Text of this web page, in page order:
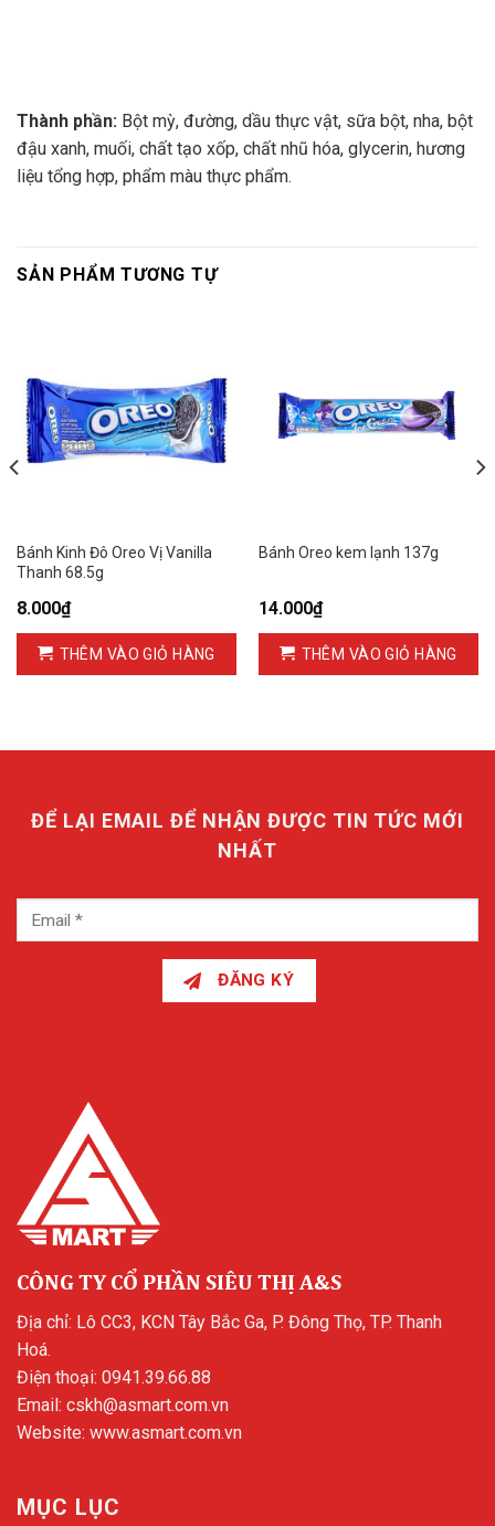
Thành phần: Bột mỳ, đường, dầu thực vật, sữa bột, nha, bột
đậu xanh, muối, chất tạo xốp, chất nhũ hóa, glycerin, hương
liệu tổng hợp, phẩm màu thực phẩm.
SẢN PHẨM TƯƠNG TỰ
Bánh Kinh Đô Oreo Vị Vanilla
Thanh 68.5g
8.000₫
THÊM VÀO GIỎ HÀNG
Bánh Oreo kem lạnh 137g
14.000₫
THÊM VÀO GIỎ HÀNG
ĐỂ LẠI EMAIL ĐỂ NHẬN ĐƯỢC TIN TỨC MỚI
NHẤT
ĐĂNG KÝ
CÔNG TY CỔ PHẦN SIÊU THỊ A&S
Địa chỉ: Lô CC3, KCN Tây Bắc Ga, P. Đông Thọ, TP. Thanh
Hoá.
Điện thoại: 0941.39.66.88
Email: cskh@asmart.com.vn
Website: www.asmart.com.vn
MỤC LỤC